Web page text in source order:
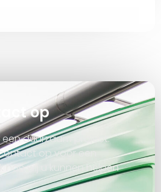
op
een duurzaam project.
op voor een
wij u kunnen helpen